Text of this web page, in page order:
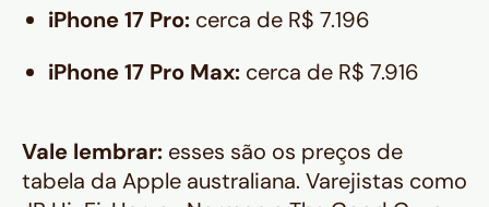
iPhone 17 Pro: cerca de R$ 7.196
iPhone 17 Pro Max: cerca de R$ 7.916
Vale lembrar: esses são os preços de
tabela da Apple australiana. Varejistas como